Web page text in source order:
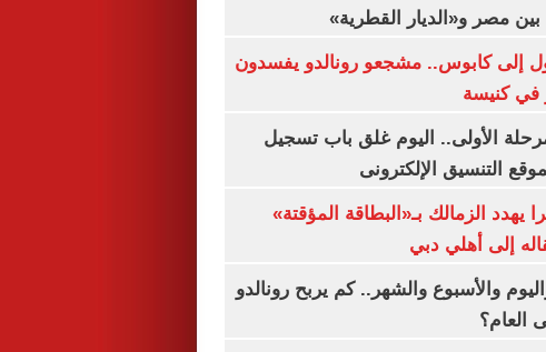
بين مصر و«الديار القطرية»
إلى كابوس.. مشجعو رونالدو يفسدون
في كنيسة
الأولى.. اليوم غلق باب تسجيل
التنسيق الإلكترونى
يهدد الزمالك بـ«البطاقة المؤقتة»
إلى أهلي دبي
والأسبوع والشهر.. كم يربح رونالدو
العام؟